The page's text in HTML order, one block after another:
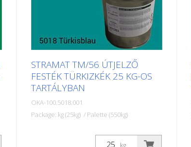
STRAMAT TM/56 ÚTJELZŐ
FESTÉK TÜRKIZKÉK 25 KG-OS
TARTÁLYBAN
OKA-100.5018.001
Package: kg (25kg) / Palette (550kg)
A STRAMAT útburkolati festékeket
kg